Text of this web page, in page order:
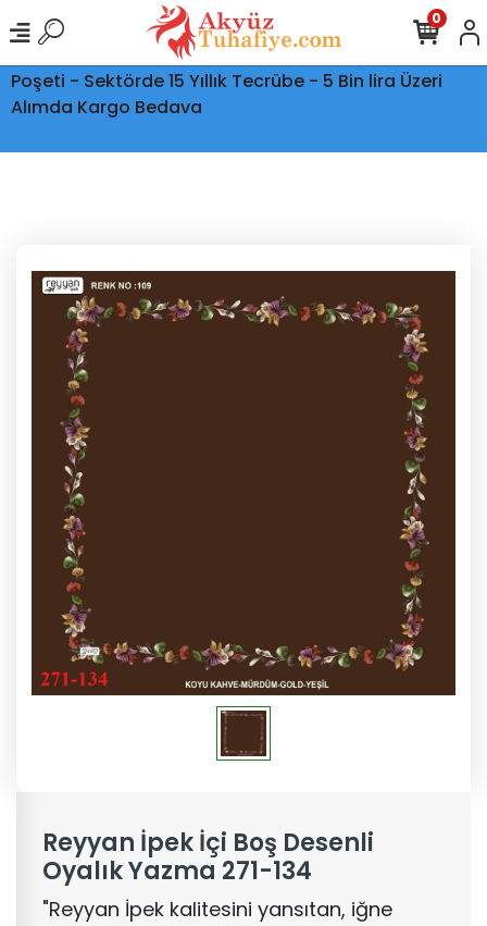
Ptt Kargo İle Tüm Türkiye'ye Teslimat - Şeffaf Kargo
Poşeti - Sektörde 15 Yıllık Tecrübe - 5 Bin lira Üzeri
Alımda Kargo Bedava
0
Reyyan İpek İçi Boş Desenli
Oyalık Yazma 271-134
"Reyyan İpek kalitesini yansıtan, iğne